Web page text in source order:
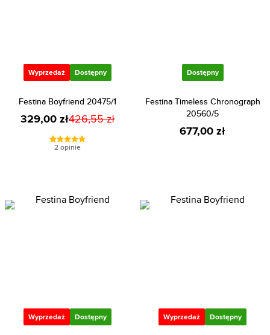
Wyprzedaż Dostępny
Festina Boyfriend 20475/1
329,00 zł426,55 zł
2 opinie
Dostępny
Festina Timeless Chronograph
20560/5
677,00 zł
Wyprzedaż Dostępny Wyprzedaż Dostępny